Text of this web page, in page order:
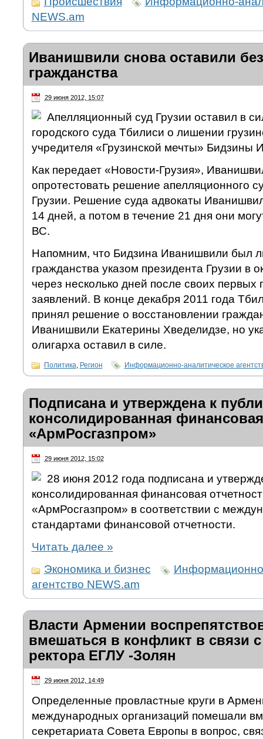
NEWS.am
Иванишвили снова оставили без
гражданства
29 июня 2012, 15:07
Апелляционный суд Грузии оставил в
городского суда Тбилиси о лишении
учредителя «Грузинской мечты» Бидзины
Как передает «Новости-Грузия»,
опротестовать решение апелляционного
Грузии. Решение суда адвокаты
14 дней, а потом в течение 21 дня они
ВС.
Напомним, что Бидзина Иванишвили был
гражданства указом президента Грузии в
через несколько дней после своих первых
заявлений. В конце декабря 2011 года
принял решение о восстановлении
Иванишвили Екатерины Хведелидзе, но
олигарха оставил в силе.
Политика, Регион Информационно-аналитическое
Подписана и утверждена к
консолидированная
«АрмРосгазпром»
29 июня 2012, 15:02
28 июня 2012 года подписана и
консолидированная финансовая
«АрмРосгазпром» в соответствии с
стандартами финансовой отчетности.
Читать далее »
Экономика и бизнес
агентство NEWS.am
Власти Армении
вмешаться в конфликт в связи с
ректора ЕГЛУ -Золян
29 июня 2012, 14:49
Определенные провластные круги в
международных организаций помешали
секретариата Совета Европы в вопрос,